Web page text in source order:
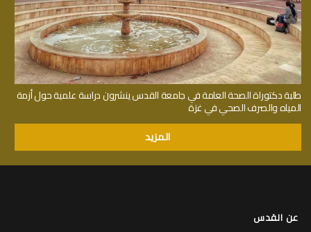
طلبة دكتوراة الصحة العامة في جامعة القدس ينشرون دراسة علمية حول أزمة
المياه والصرف الصحي في غزة
المزيد
عن القدس